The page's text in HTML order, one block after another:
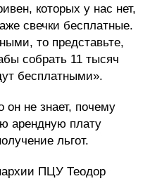
которых у нас нет,
свечки бесплатные.
то представьте,
собрать 11 тысяч
бесплатными».
он не знает, почему
арендную плату
льгот.
ПЦУ Теодор